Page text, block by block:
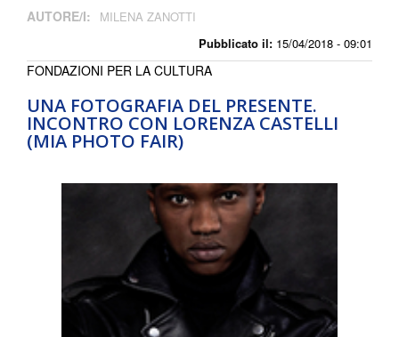
Pubblicato il: 15/04/2018 - 09:01
AUTORE/I: MILENA ZANOTTI
UNA FOTOGRAFIA DEL PRESENTE.
INCONTRO CON LORENZA CASTELLI
(MIA PHOTO FAIR)
FONDAZIONI PER LA CULTURA